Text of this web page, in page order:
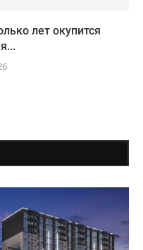
лет окупится